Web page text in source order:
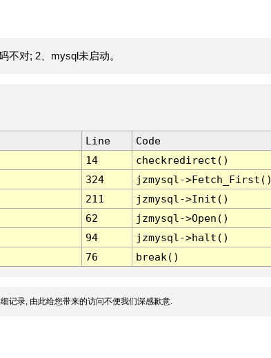
不对; 2、mysql未启动。
Line
Code
14
checkredirect()
324
jzmysql-
211
jzmysql->Init()
62
jzmysql->Open()
94
jzmysql->halt()
76 break()
记录, 由此给您带来的访问不便我们深感歉意.